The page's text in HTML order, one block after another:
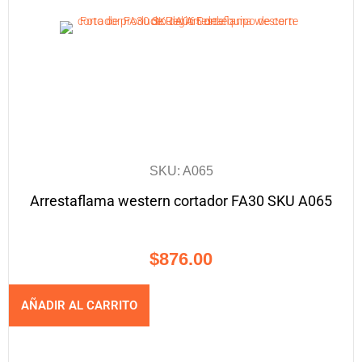
SKU: A065
Arrestaflama western cortador FA30 SKU A065
$876.00
AÑADIR AL CARRITO